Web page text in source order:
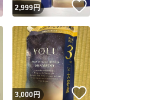
いいね！
2,999円 いいね！
いいね！
3,000円 いいね！